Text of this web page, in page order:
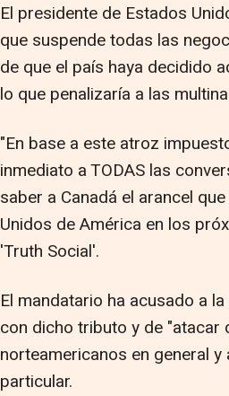
El presidente de Estados
que suspende todas las
de que el país haya decidido
lo que penalizaría a las
"En base a este atroz
inmediato a TODAS las
saber a Canadá el arancel
Unidos de América en los
'Truth Social'.
El mandatario ha acusado a
con dicho tributo y de
norteamericanos en general
particular.